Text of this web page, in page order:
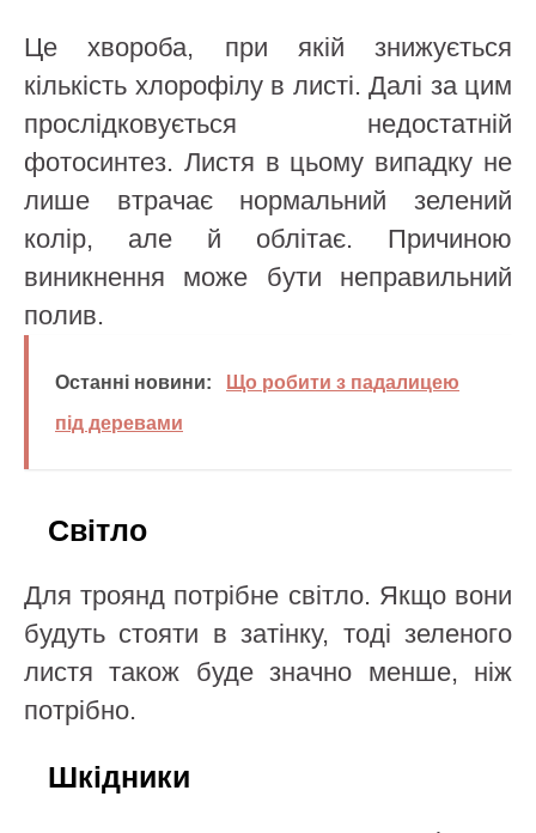
Це хвороба, при якій знижується
кількість хлорофілу в листі. Далі за цим
прослідковується недостатній
фотосинтез. Листя в цьому випадку не
лише втрачає нормальний зелений
колір, але й облітає. Причиною
виникнення може бути неправильний
полив.
Останні новини:
Що робити з падалицею
під деревами
Світло
Для троянд потрібне світло. Якщо вони
будуть стояти в затінку, тоді зеленого
листя також буде значно менше, ніж
потрібно.
Шкідники